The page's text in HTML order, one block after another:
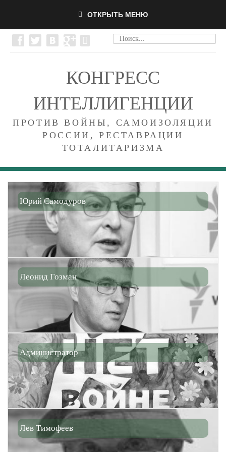
ОТКРЫТЬ МЕНЮ
КОНГРЕСС
ИНТЕЛЛИГЕНЦИИ
ПРОТИВ ВОЙНЫ, САМОИЗОЛЯЦИИ
РОССИИ, РЕСТАВРАЦИИ
ТОТАЛИТАРИЗМА
Юрий Самодуров
Леонид Гозман
Администратор
Лев Тимофеев